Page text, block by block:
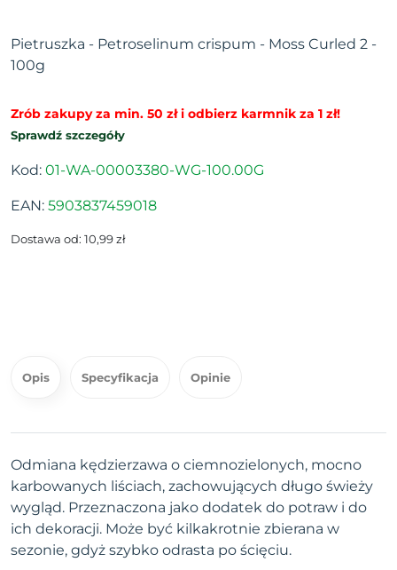
Pietruszka - Petroselinum crispum - Moss Curled 2 -
100g
Zrób zakupy za min. 50 zł i odbierz karmnik za 1 zł!
Sprawdź szczegóły
Kod: 01-WA-00003380-WG-100.00G
EAN: 5903837459018
Dostawa od: 10,99 zł
Opis Specyfikacja Opinie
Odmiana kędzierzawa o ciemnozielonych, mocno
karbowanych liściach, zachowujących długo świeży
wygląd. Przeznaczona jako dodatek do potraw i do
ich dekoracji. Może być kilkakrotnie zbierana w
sezonie, gdyż szybko odrasta po ścięciu.